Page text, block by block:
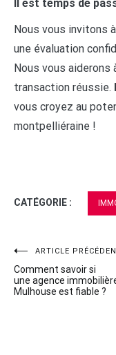
Il est temps de
Nous vous invitons à
une évaluation
Nous vous
transaction réussie.
vous croyez au
montpelliéraine !
CATÉGORIE :
Navigation
de
ARTICLE
Comment savoir si
une agence
Mulhouse est fiable ?